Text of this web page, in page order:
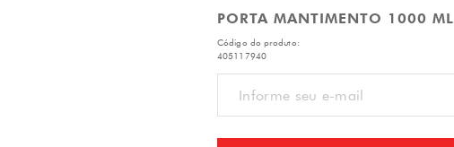
PORTA MANTIMENTO 1000 ML
Código do produto:
405117940